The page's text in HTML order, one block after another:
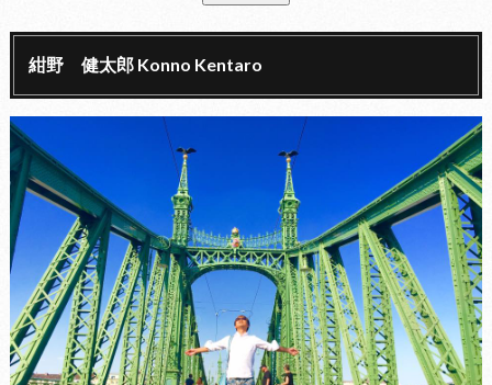
紺野 健太郎 Konno Kentaro